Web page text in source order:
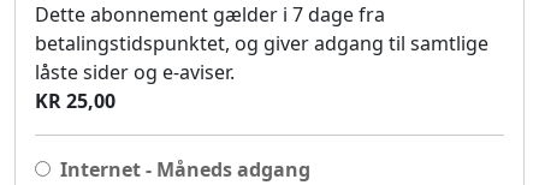
Dette abonnement gælder i 7 dage fra
betalingstidspunktet, og giver adgang til samtlige
låste sider og e-aviser.
KR 25,00
Internet - Måneds adgang